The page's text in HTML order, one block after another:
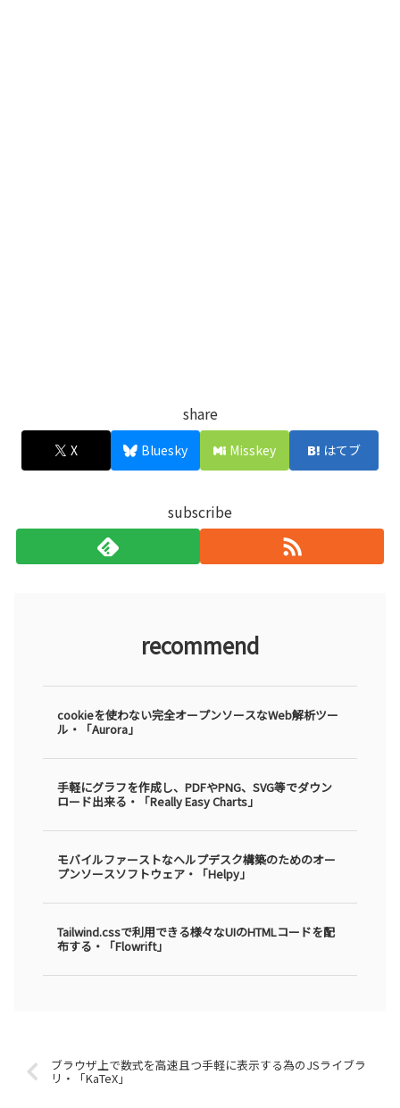
share
X Bluesky Misskey はてブ
subscribe
recommend
cookieを使わない完全オープンソースなWeb解析ツー
ル・「Aurora」
手軽にグラフを作成し、PDFやPNG、SVG等でダウン
ロード出来る・「Really Easy Charts」
モバイルファーストなヘルプデスク構築のためのオー
プンソースソフトウェア・「Helpy」
Tailwind.cssで利用できる様々なUIのHTMLコードを配
布する・「Flowrift」
ブラウザ上で数式を高速且つ手軽に表示する為のJSライブラ
リ・「KaTeX」